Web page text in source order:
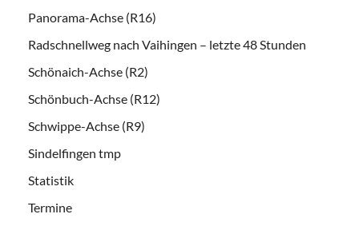
Panorama-Achse (R16)
Radschnellweg nach Vaihingen – letzte 48 Stunden
Schönaich-Achse (R2)
Schönbuch-Achse (R12)
Schwippe-Achse (R9)
Sindelfingen tmp
Statistik
Termine